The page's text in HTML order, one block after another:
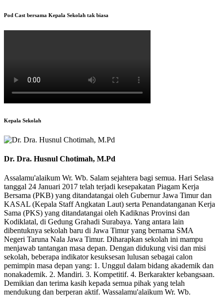
Pod Cast bersama Kepala Sekolah tak biasa
Kepala Sekolah
Dr. Dra. Husnul Chotimah, M.Pd
Assalamu'alaikum Wr. Wb. Salam sejahtera bagi semua. Hari Selasa
tanggal 24 Januari 2017 telah terjadi kesepakatan Piagam Kerja
Bersama (PKB) yang ditandatangai oleh Gubernur Jawa Timur dan
KASAL (Kepala Staff Angkatan Laut) serta Penandatanganan Kerja
Sama (PKS) yang ditandatangai oleh Kadiknas Provinsi dan
Kodiklatal, di Gedung Grahadi Surabaya. Yang antara lain
dibentuknya sekolah baru di Jawa Timur yang bernama SMA
Negeri Taruna Nala Jawa Timur. Diharapkan sekolah ini mampu
menjawab tantangan masa depan. Dengan didukung visi dan misi
sekolah, beberapa indikator kesuksesan lulusan sebagai calon
pemimpin masa depan yang: 1. Unggul dalam bidang akademik dan
nonakademik. 2. Mandiri. 3. Kompetitif. 4. Berkarakter kebangsaan.
Demikian dan terima kasih kepada semua pihak yang telah
mendukung dan berperan aktif. Wassalamu'alaikum Wr. Wb.